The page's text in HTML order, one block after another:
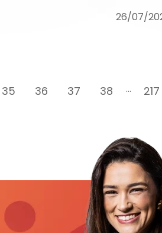
26/07/
35 36 37 38 ... 217